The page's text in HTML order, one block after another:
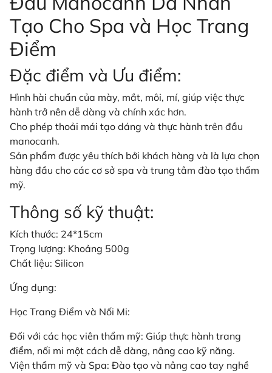
Tạo Cho Spa và Học Trang
Điểm
Đặc điểm và Ưu điểm:
Hình hài chuẩn của mày, mắt, môi, mí, giúp việc thực
hành trở nên dễ dàng và chính xác hơn.
Cho phép thoải mái tạo dáng và thực hành trên đầu
manocanh.
Sản phẩm được yêu thích bởi khách hàng và là lựa chọn
hàng đầu cho các cơ sở spa và trung tâm đào tạo thẩm
mỹ.
Thông số kỹ thuật:
Kích thước: 24*15cm
Trọng lượng: Khoảng 500g
Chất liệu: Silicon
Ứng dụng:
Học Trang Điểm và Nối Mi:
Đối với các học viên thẩm mỹ: Giúp thực hành trang
điểm, nối mi một cách dễ dàng, nâng cao kỹ năng.
Viện thẩm mỹ và Spa: Đào tạo và nâng cao tay nghề